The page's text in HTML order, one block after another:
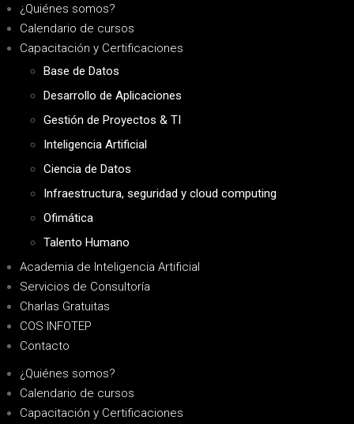
¿Quiénes somos?
Calendario de cursos
Capacitación y Certificaciones
Base de Datos
Desarrollo de Aplicaciones
Gestión de Proyectos & TI
Inteligencia Artificial
Ciencia de Datos
Infraestructura, seguridad y cloud computing
Ofimática
Talento Humano
Academia de Inteligencia Artificial
Servicios de Consultoría
Charlas Gratuitas
COS INFOTEP
Contacto
¿Quiénes somos?
Calendario de cursos
Capacitación y Certificaciones